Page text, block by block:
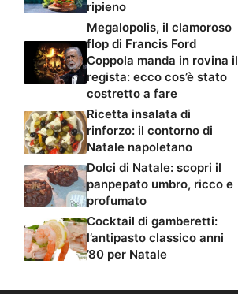
ripieno
Megalopolis, il clamoroso
flop di Francis Ford
Coppola manda in rovina il
regista: ecco cos’è stato
costretto a fare
Ricetta insalata di
rinforzo: il contorno di
Natale napoletano
Dolci di Natale: scopri il
panpepato umbro, ricco e
profumato
Cocktail di gamberetti:
l’antipasto classico anni
’80 per Natale